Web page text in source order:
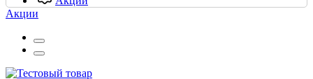
Акции